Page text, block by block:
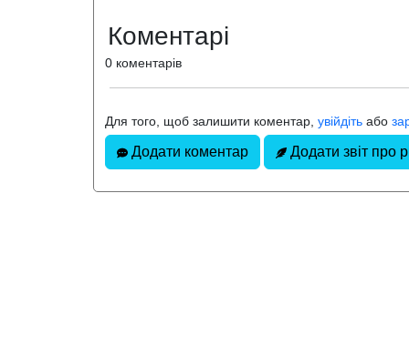
Коментарі
0 коментарів
Для того, щоб залишити коментар, увійдіть або
Додати коментар Додати звіт про